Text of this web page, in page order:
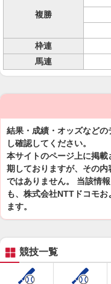
複勝
枠連
馬連
結果・成績・オッズなど
し確認してください。
本サイトのページ上に掲
期しておりますが、その
ではありません。 当該情
も、株式会社NTTドコモ
ます。
競技一覧